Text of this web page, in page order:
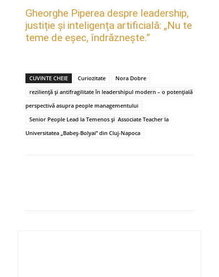
Gheorghe Piperea despre leadership,
justiție și inteligența artificială: „Nu te
teme de eșec, îndrăznește.”
CUVINTE CHEIE Curiozitate
Nora Dobre
reziliență și antifragilitate în leadershipul modern – o potențială
perspectivă asupra people managementului
Senior People Lead la Temenos și Associate Teacher la
Universitatea „Babeș-Bolyai” din Cluj-Napoca